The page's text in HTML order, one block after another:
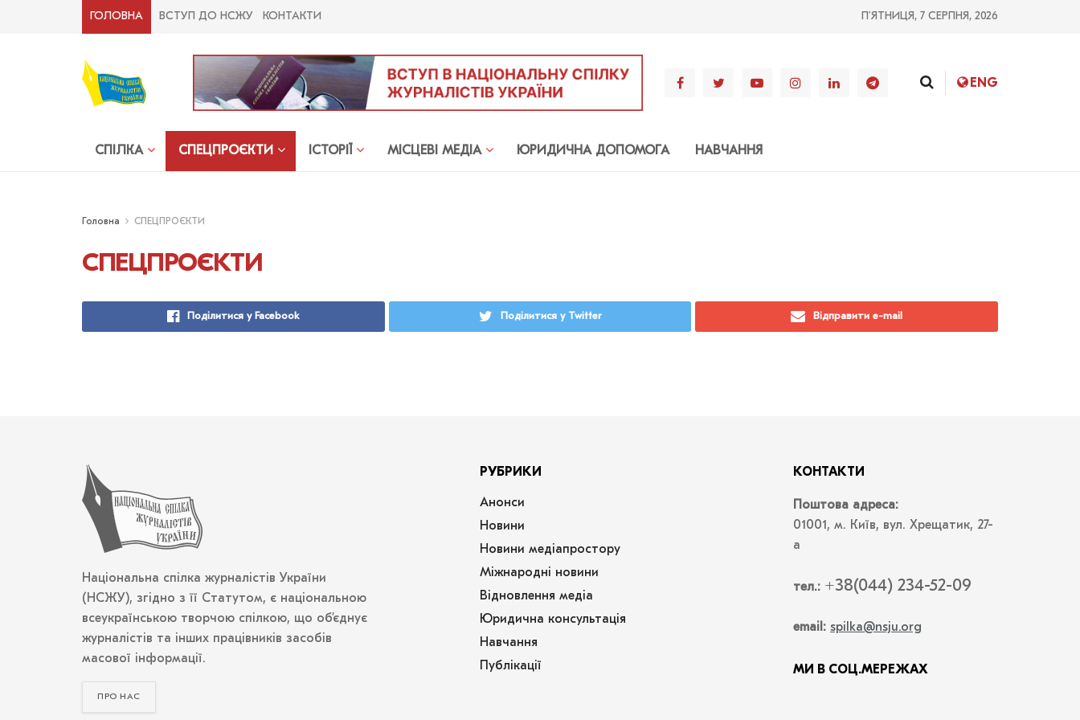
ГОЛОВНА ВСТУП ДО НСЖУ КОНТАКТИ П’ЯТНИЦЯ, 7 СЕРПНЯ, 2026
ENG
СПІЛКА СПЕЦПРОЄКТИ ІСТОРІЇ МIСЦЕВI МЕДIА ЮРИДИЧНА ДОПОМОГА НАВЧАННЯ
Головна СПЕЦПРОЄКТИ
СПЕЦПРОЄКТИ
Поділитися у Facebook Поділитися у Twitter Відправити e-mail
Національна спілка журналістів України
(НСЖУ), згідно з її Статутом, є національною
всеукраїнською творчою спілкою, що об’єднує
журналістів та інших працівників засобів
масової інформації.
ПРО НАС
РУБРИКИ
Анонси
Новини
Новини медіапростору
Міжнародні новини
Відновлення медіа
Юридична консультація
Навчання
Публікації
КОНТАКТИ
Поштова адреса:
01001, м. Київ, вул. Хрещатик, 27-
а
тел.: +38(044) 234-52-09
email: spilka@nsju.org
МИ В СОЦ.МЕРЕЖАХ